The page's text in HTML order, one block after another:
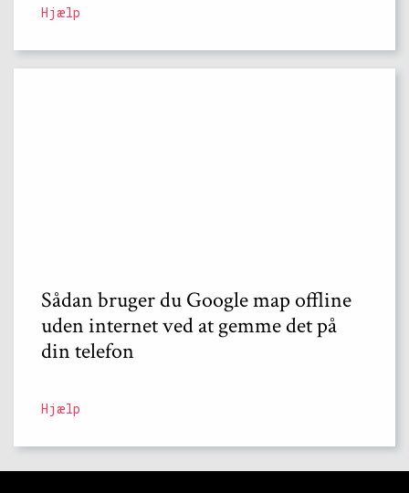
Hjælp
Sådan bruger du Google map offline
uden internet ved at gemme det på
din telefon
Hjælp